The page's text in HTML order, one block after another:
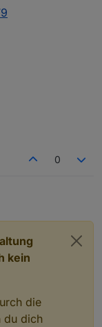
0
kein
die
du dich